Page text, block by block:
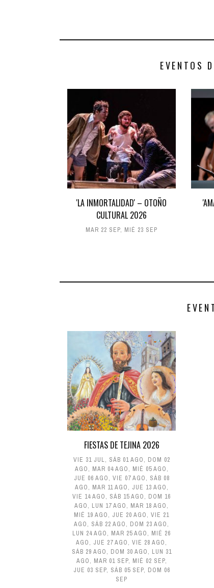
EVENTOS
'LA INMORTALIDAD' – OTOÑO
CULTURAL 2026
MAR 22 SEP, MIÉ 23 SEP
FIESTAS DE TEJINA 2026
VIE 31 JUL, SÁB 01 AGO, DOM 02
AGO, MAR 04 AGO, MIÉ 05 AGO,
JUE 06 AGO, VIE 07 AGO, SÁB 08
AGO, MAR 11 AGO, JUE 13 AGO,
VIE 14 AGO, SÁB 15 AGO, DOM 16
AGO, LUN 17 AGO, MAR 18 AGO,
MIÉ 19 AGO, JUE 20 AGO,VIE 21
AGO, SÁB 22 AGO, DOM 23 AGO,
LUN 24 AGO, MAR 25 AGO, MIÉ 26
AGO, JUE 27 AGO,VIE 28 AGO,
SÁB 29 AGO, DOM 30 AGO, LUN 31
AGO, MAR 01 SEP, MIÉ 02 SEP,
JUE 03 SEP, SÁB 05 SEP, DOM 06
SEP